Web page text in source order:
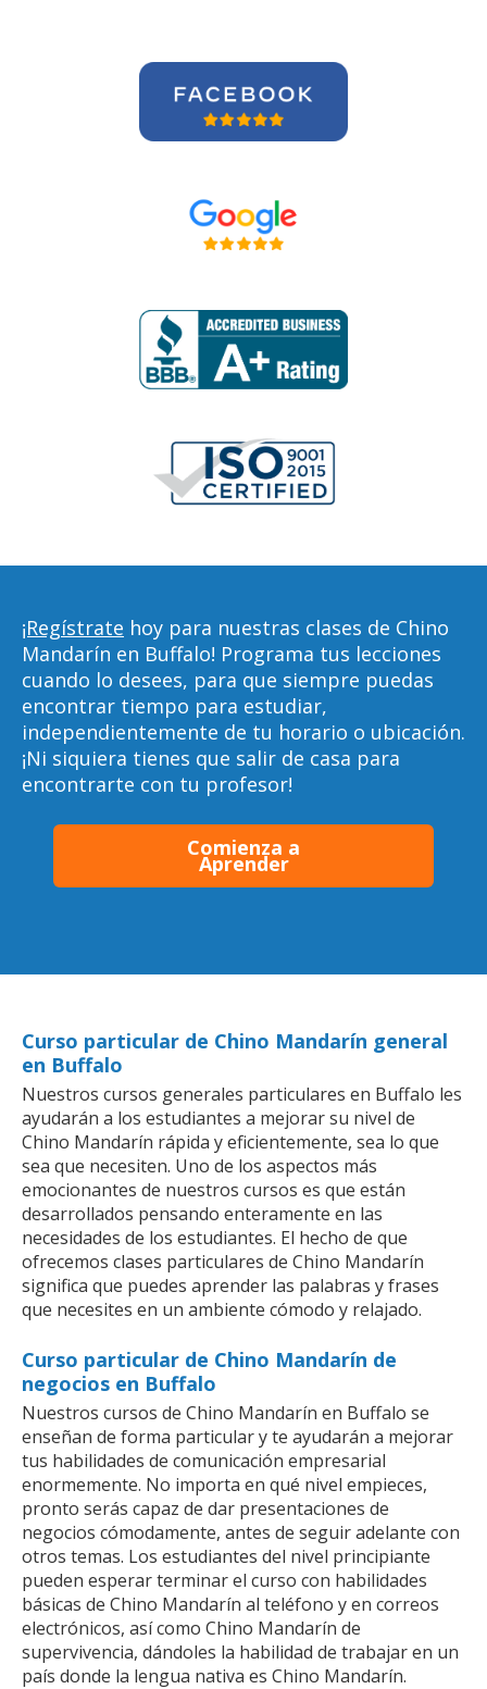
¡Regístrate hoy para nuestras clases de Chino
Mandarín en Buffalo! Programa tus lecciones
cuando lo desees, para que siempre puedas
encontrar tiempo para estudiar,
independientemente de tu horario o ubicación.
¡Ni siquiera tienes que salir de casa para
encontrarte con tu profesor!
Comienza a
Aprender
Curso particular de Chino Mandarín general
en Buffalo
Nuestros cursos generales particulares en Buffalo les
ayudarán a los estudiantes a mejorar su nivel de
Chino Mandarín rápida y eficientemente, sea lo que
sea que necesiten. Uno de los aspectos más
emocionantes de nuestros cursos es que están
desarrollados pensando enteramente en las
necesidades de los estudiantes. El hecho de que
ofrecemos clases particulares de Chino Mandarín
significa que puedes aprender las palabras y frases
que necesites en un ambiente cómodo y relajado.
Curso particular de Chino Mandarín de
negocios en Buffalo
Nuestros cursos de Chino Mandarín en Buffalo se
enseñan de forma particular y te ayudarán a mejorar
tus habilidades de comunicación empresarial
enormemente. No importa en qué nivel empieces,
pronto serás capaz de dar presentaciones de
negocios cómodamente, antes de seguir adelante con
otros temas. Los estudiantes del nivel principiante
pueden esperar terminar el curso con habilidades
básicas de Chino Mandarín al teléfono y en correos
electrónicos, así como Chino Mandarín de
supervivencia, dándoles la habilidad de trabajar en un
país donde la lengua nativa es Chino Mandarín.